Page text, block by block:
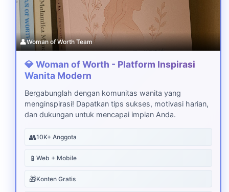
👤Woman of Worth Team
💎 Woman of Worth - Platform Inspirasi
Wanita Modern
Bergabunglah dengan komunitas wanita yang
menginspirasi! Dapatkan tips sukses, motivasi harian,
dan dukungan untuk mencapai impian Anda.
👥10K+ Anggota
📱 Web + Mobile
🎁Konten Gratis